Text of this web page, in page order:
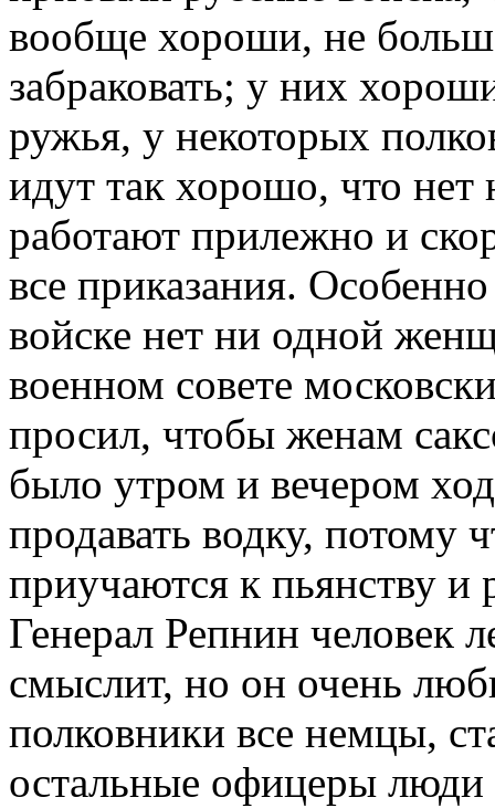
вообще хороши, не
забраковать; у них
ружья, у некоторых
идут так хорошо, что
работают прилежно и
все приказания.
войске нет ни одной
военном совете
просил, чтобы женам
было утром и вечером
продавать водку, потому
приучаются к пьянству и
Генерал Репнин человек
смыслит, но он очень
полковники все немцы,
остальные офицеры